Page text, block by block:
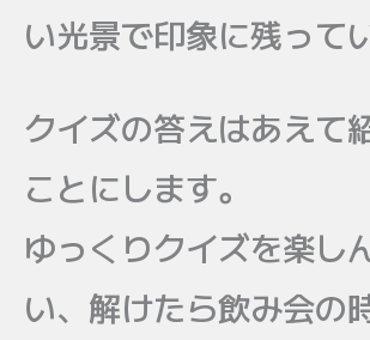
い光景で印象に残って
クイズの答えはあえて
ことにします。
ゆっくりクイズを楽し
い、解けたら飲み会の